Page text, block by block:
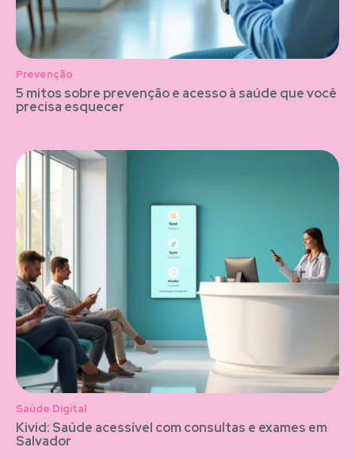
Prevenção
5 mitos sobre prevenção e acesso à saúde que você
precisa esquecer
Saúde Digital
Kivid: Saúde acessível com consultas e exames em
Salvador